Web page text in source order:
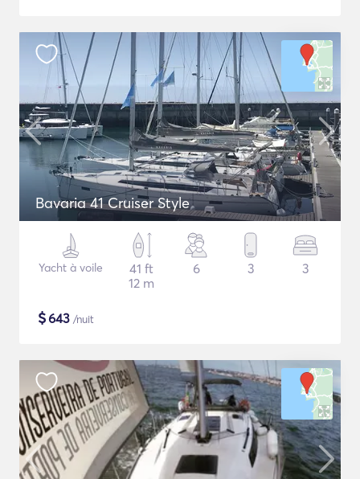
Bavaria 41 Cruiser Style
Yacht à voile
41 ft
12 m
6 3 3
$643 /nuit